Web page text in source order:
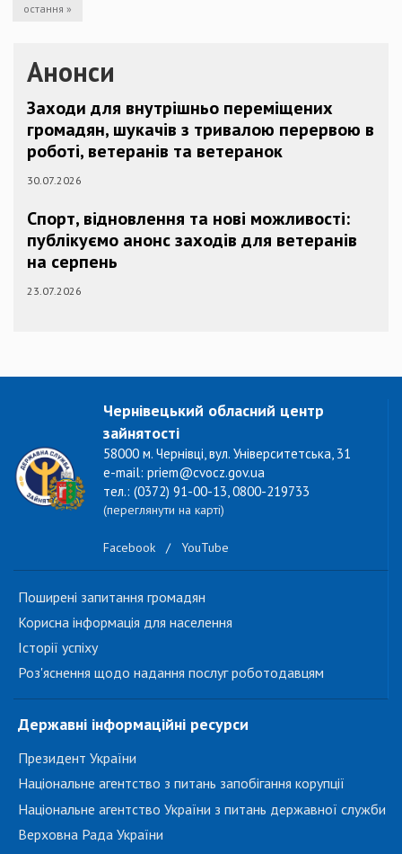
остання »
Анонси
Заходи для внутрішньо переміщених
громадян, шукачів з тривалою перервою в
роботі, ветеранів та ветеранок
30.07.2026
Спорт, відновлення та нові можливості:
публікуємо анонс заходів для ветеранів
на серпень
23.07.2026
Чернівецький обласний центр
зайнятості
58000 м. Чернівці, вул. Університетська, 31
e-mail: priem@cvocz.gov.ua
тел.: (0372) 91-00-13, 0800-219733
(переглянути на карті)
Facebook / YouTube
Поширені запитання громадян
Корисна інформація для населення
Історії успіху
Роз'яснення щодо надання послуг роботодавцям
Державні інформаційні ресурси
Президент України
Національне агентство з питань запобігання корупції
Національне агентство України з питань державної служби
Верховна Рада України